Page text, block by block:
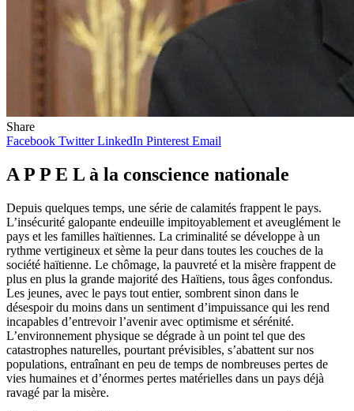
Share
Facebook Twitter LinkedIn Pinterest Email
A P P E L à la conscience nationale
Depuis quelques temps, une série de calamités frappent le pays.
L’insécurité galopante endeuille impitoyablement et aveuglément le
pays et les familles haïtiennes. La criminalité se développe à un
rythme vertigineux et sème la peur dans toutes les couches de la
société haïtienne. Le chômage, la pauvreté et la misère frappent de
plus en plus la grande majorité des Haïtiens, tous âges confondus.
Les jeunes, avec le pays tout entier, sombrent sinon dans le
désespoir du moins dans un sentiment d’impuissance qui les rend
incapables d’entrevoir l’avenir avec optimisme et sérénité.
L’environnement physique se dégrade à un point tel que des
catastrophes naturelles, pourtant prévisibles, s’abattent sur nos
populations, entraînant en peu de temps de nombreuses pertes de
vies humaines et d’énormes pertes matérielles dans un pays déjà
ravagé par la misère.